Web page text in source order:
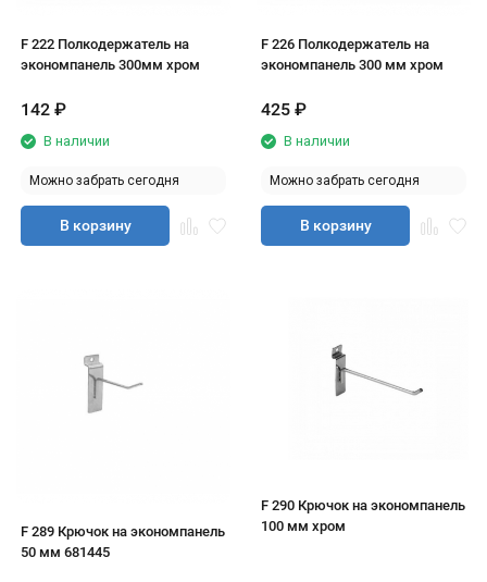
F 222 Полкодержатель на
экономпанель 300мм хром
142 ₽
В наличии
Можно забрать сегодня
В корзину
F 226 Полкодержатель на
экономпанель 300 мм хром
425 ₽
В наличии
Можно забрать сегодня
В корзину
F 289 Крючок на экономпанель
50 мм 681445
F 290 Крючок на экономпанель
100 мм хром